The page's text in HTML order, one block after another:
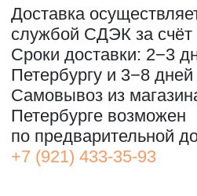
САНКТ-ПЕТЕРБУРГ, СЕВКАБЕЛЬ ПОРТ
КОЖЕВЕННАЯ УЛИЦА, 40Е
2-Й ЭТАЖ, ДОМОФОН 19#